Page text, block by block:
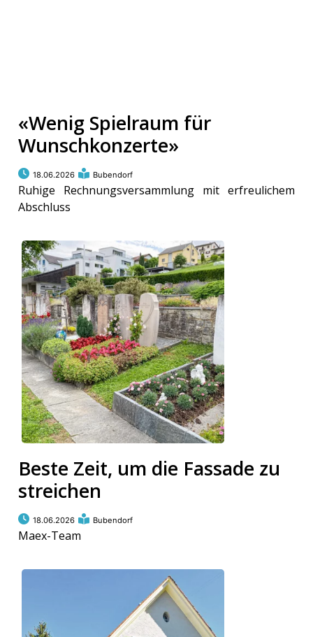
«Wenig Spielraum für
Wunschkonzerte»
18.06.2026 Bubendorf
Ruhige Rechnungsversammlung mit erfreulichem
Abschluss
Beste Zeit, um die Fassade zu
streichen
18.06.2026 Bubendorf
Maex-Team